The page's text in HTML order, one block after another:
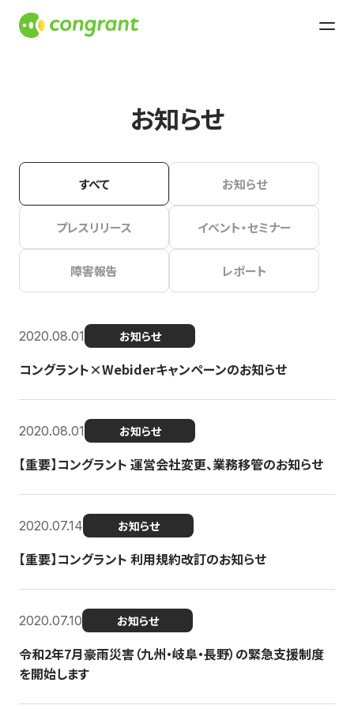
お知らせ
すべて お知らせ
プレスリリース イベント・セミナー
障害報告 レポート
2020.08.01 お知らせ
コングラント×Webiderキャンペーンのお知らせ
2020.08.01 お知らせ
【重要】コングラント 運営会社変更、業務移管のお知らせ
2020.07.14 お知らせ
【重要】コングラント 利用規約改訂のお知らせ
2020.07.10 お知らせ
令和2年7月豪雨災害（九州・岐阜・長野）の緊急支援制度
を開始します